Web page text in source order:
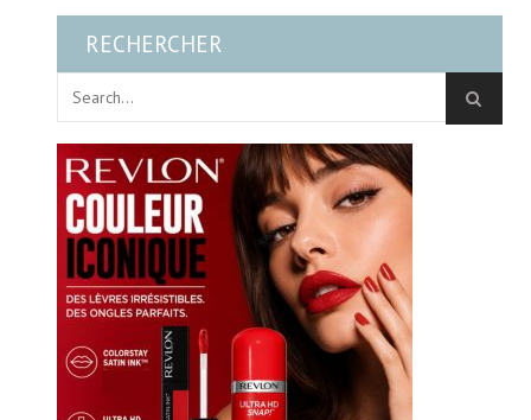
RECHERCHER